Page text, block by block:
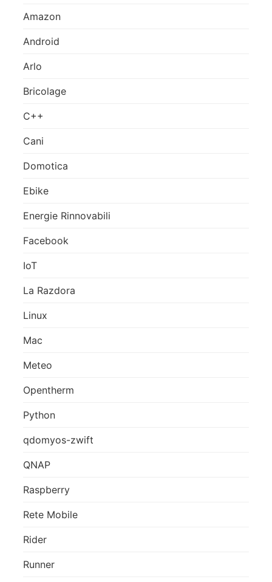
Amazon
Android
Arlo
Bricolage
C++
Cani
Domotica
Ebike
Energie Rinnovabili
Facebook
IoT
La Razdora
Linux
Mac
Meteo
Opentherm
Python
qdomyos-zwift
QNAP
Raspberry
Rete Mobile
Rider
Runner